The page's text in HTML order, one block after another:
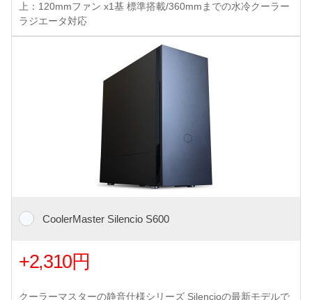
上：120mmファン x1基 標準搭載/360mmまでの水冷クーラー
ラジエータ対応
CoolerMaster Silencio S600
+2,310円
クーラーマスターの静音仕様シリーズ Silencioの最新モデルで